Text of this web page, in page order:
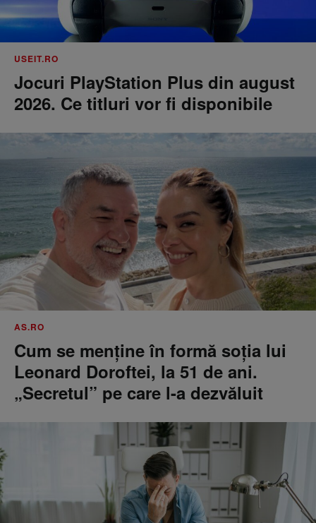
USEIT.RO
Jocuri PlayStation Plus din august
2026. Ce titluri vor fi disponibile
AS.RO
Cum se menţine în formă soţia lui
Leonard Doroftei, la 51 de ani.
„Secretul” pe care l-a dezvăluit